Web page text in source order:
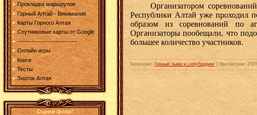
Прокладка маршрутов
Горный Алтай - Викимапия
Карты Горного Алтая
Спутниковые карты от Google
------------------------------
Онлайн игры
Книги
Тесты
Знаток Алтая
Оцени фото!
Организатором соревнований
Республики Алтай уже проходил
образом из соревнований по
Организаторы пообещали, что
большее количество участников.
Категория: Горные лыжи и сноубординг Просмотров: 2110